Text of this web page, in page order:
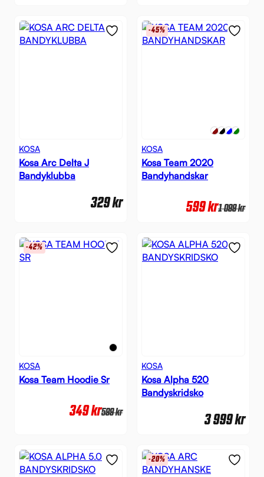
KOSA
Kosa Arc Delta J
Bandyklubba
329kr
-45%
KOSA
Kosa Team 2020
Bandyhandskar
1 099kr
599kr
-42%
KOSA
Kosa Team Hoodie Sr
599kr
349kr
KOSA
Kosa Alpha 520
Bandyskridsko
3 999kr
-20%